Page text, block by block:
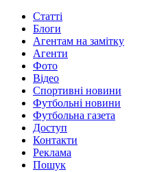
Статті
Блоги
Агентам на замітку
Агенти
Фото
Відео
Спортивні новини
Футбольні новини
Футбольна газета
Доступ
Контакти
Реклама
Пошук